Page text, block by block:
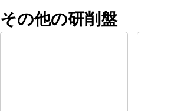
その他の研削盤